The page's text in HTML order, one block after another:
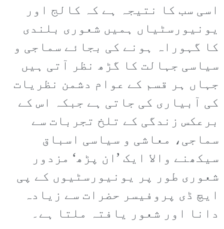
اسی سب کا نتیجہ ہے کہ کالج اور
یونیورسٹیاں ہمیں شعوری بلندی
کا گہوراہ ہونے کی بجائے سماجی و
سیاسی جہالت کا گڑھ نظر آتی ہیں
جہاں ہر قسم کے عوام دشمن نظریات
کی آبیاری کی جاتی ہے جبکہ اس کے
برعکس زندگی کے تلخ تجربات سے
سماجی، معاشی و سیاسی اسباق
سیکھنے والا ایک ’ان پڑھ‘ مزدور
شعوری طور پر یونیورسٹیوں کے پی
ایچ ڈی پروفیسر حضرات سے زیادہ
دانا اور شعور یافتہ ملتا ہے۔